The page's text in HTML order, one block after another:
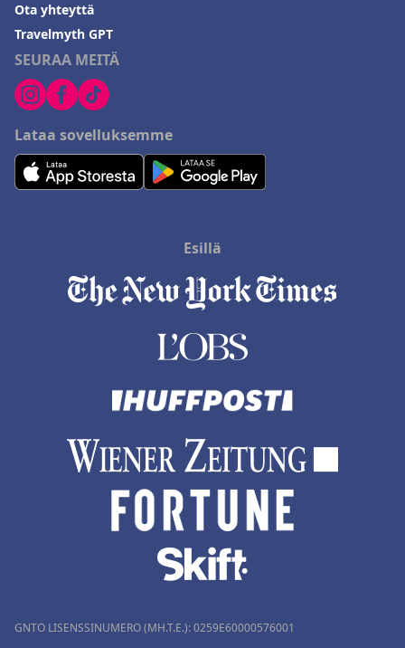
SEURAA MEITÄ
Lataa sovelluksemme
Ota yhteyttä
Travelmyth GPT
Esillä
GNTO LISENSSINUMERO (MH.T.E.): 0259Ε60000576001